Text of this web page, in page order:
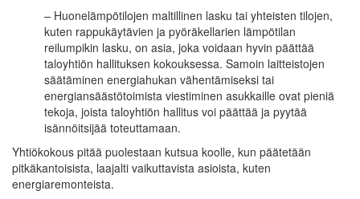
– Huonelämpötilojen maltillinen lasku tai yhteisten tilojen,
kuten rappukäytävien ja pyöräkellarien lämpötilan
reilumpikin lasku, on asia, joka voidaan hyvin päättää
taloyhtiön hallituksen kokouksessa. Samoin laitteistojen
säätäminen energiahukan vähentämiseksi tai
energiansäästötoimista viestiminen asukkaille ovat pieniä
tekoja, joista taloyhtiön hallitus voi päättää ja pyytää
isännöitsijää toteuttamaan.
Yhtiökokous pitää puolestaan kutsua koolle, kun päätetään
pitkäkantoisista, laajalti vaikuttavista asioista, kuten
energiaremonteista.